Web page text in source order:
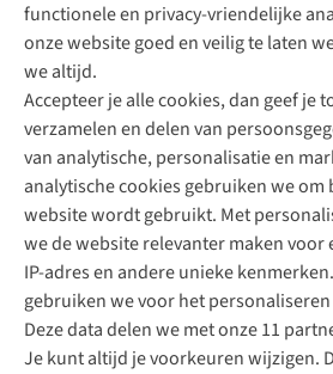
functionele en privacy-vriendelijke
onze website goed en veilig te laten
we altijd.
Accepteer je alle cookies, dan geef je
verzamelen en delen van
van analytische, personalisatie en
analytische cookies gebruiken we
website wordt gebruikt. Met
we de website relevanter maken voor
IP-adres en andere unieke
gebruiken we voor het
Deze data delen we met onze 11
Je kunt altijd je voorkeuren wijzigen.
Direct advies van een
+31 (0)85 888 50 88
+31 6 12 28 49 80
Contactformulier